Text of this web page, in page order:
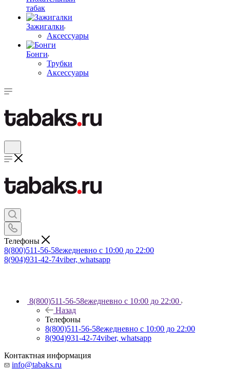
табак
Зажигалки
Аксессуары
Бонги
Трубки
Аксессуары
Телефоны
8(800)511-56-58ежедневно с 10:00 до 22:00
8(904)931-42-74viber, whatsapp
8(800)511-56-58ежедневно с 10:00 до 22:00
Назад
Телефоны
8(800)511-56-58ежедневно с 10:00 до 22:00
8(904)931-42-74viber, whatsapp
Контактная информация
info@tabaks.ru